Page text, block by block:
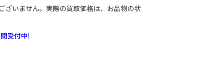
いません。実際の買取価格は、お品物の状
受付中!